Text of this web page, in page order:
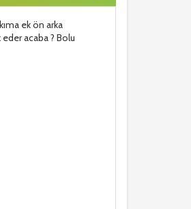
ek ön arka
acaba ? Bolu